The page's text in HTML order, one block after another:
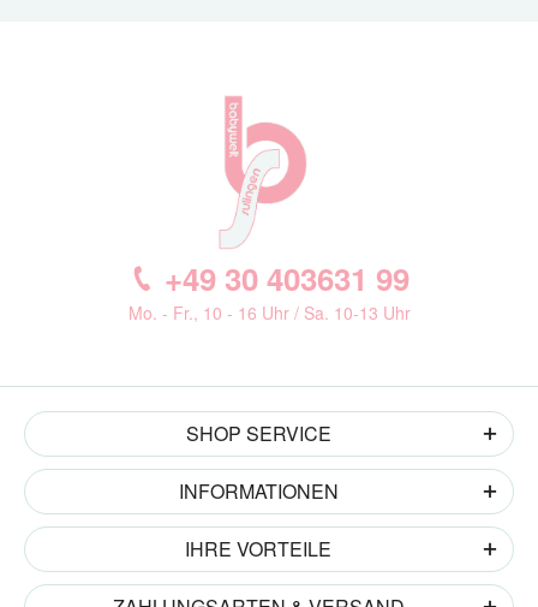
+49 30 403631 99
Mo. - Fr., 10 - 16 Uhr / Sa. 10-13 Uhr
SHOP SERVICE
INFORMATIONEN
IHRE VORTEILE